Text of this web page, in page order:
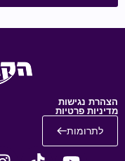
הצהרת נגישות
מדיניות פרטיות
לתרומות